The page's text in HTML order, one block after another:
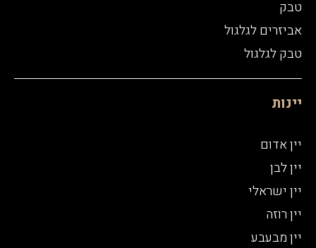
טבק
אביזרים לגלגול
טבק לגלגול
יינות
יין אדום
יין לבן
יין ישראלי
יין רוזה
יין מבעבע